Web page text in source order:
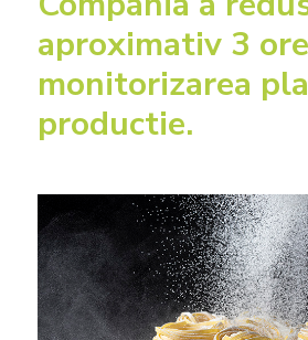
aproximativ 3
monitorizarea
productie.